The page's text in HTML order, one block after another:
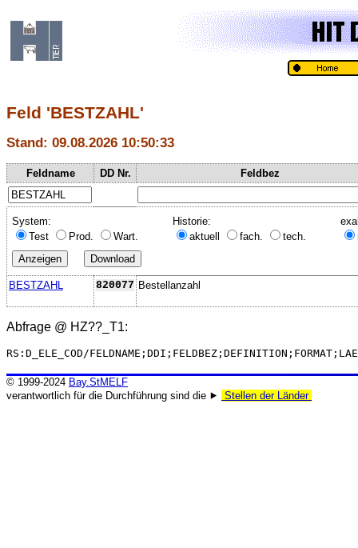
Feld 'BESTZAHL'
Stand: 09.08.2026 10:50:33
Feldname DD Nr. Feldbez
System:
Test
Prod. Wart.
Historie:
aktuell
fach. tech.
BESTZAHL 820077 Bestellanzahl
Abfrage @ HZ??_T1:
RS:D_ELE_COD/
© 1999-2024 Bay.StMELF
verantwortlich für die Durchführung sind die ⯈
Stellen der Länder